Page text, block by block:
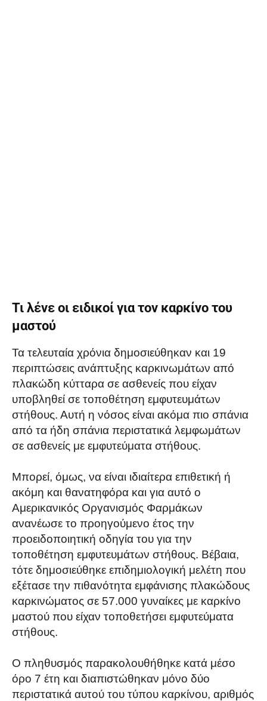
Τι λένε οι ειδικοί για τον καρκίνο του
μαστού
Τα τελευταία χρόνια δημοσιεύθηκαν και 19
περιπτώσεις ανάπτυξης καρκινωμάτων από
πλακώδη κύτταρα σε ασθενείς που είχαν
υποβληθεί σε τοποθέτηση εμφυτευμάτων
στήθους. Αυτή η νόσος είναι ακόμα πιο σπάνια
από τα ήδη σπάνια περιστατικά λεμφωμάτων
σε ασθενείς με εμφυτεύματα στήθους.
Μπορεί, όμως, να είναι ιδιαίτερα επιθετική ή
ακόμη και θανατηφόρα και για αυτό ο
Αμερικανικός Οργανισμός Φαρμάκων
ανανέωσε το προηγούμενο έτος την
προειδοποιητική οδηγία του για την
τοποθέτηση εμφυτευμάτων στήθους. Βέβαια,
τότε δημοσιεύθηκε επιδημιολογική μελέτη που
εξέτασε την πιθανότητα εμφάνισης πλακώδους
καρκινώματος σε 57.000 γυναίκες με καρκίνο
μαστού που είχαν τοποθετήσει εμφυτεύματα
στήθους.
Ο πληθυσμός παρακολουθήθηκε κατά μέσο
όρο 7 έτη και διαπιστώθηκαν μόνο δύο
περιστατικά αυτού του τύπου καρκίνου, αριθμός